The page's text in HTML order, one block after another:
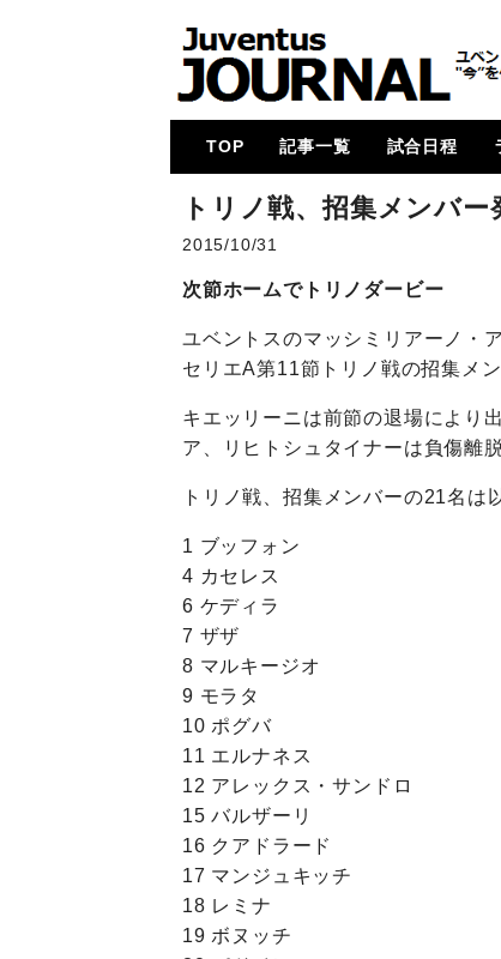
TOP 記事一覧
メイン
コラム
特集
メルカート
動画
試合レビュー
招集メンバー
UCL
U23・下部組織・
Women
カルチョ全般
試合日程
2017-18
2018-19
2019-20
2020-21
2021-22
2022-23
2023-24
2024-25
トリノ戦、招集メンバー
2015/10/31
次節ホームでトリノダービー
ユベントスのマッシミリアーノ・
セリエA第11節トリノ戦の招集メ
キエッリーニは前節の退場により
ア、リヒトシュタイナーは負傷離
トリノ戦、招集メンバーの21名は
1 ブッフォン
4 カセレス
6 ケディラ
7 ザザ
8 マルキージオ
9 モラタ
10 ポグバ
11 エルナネス
12 アレックス・サンドロ
15 バルザーリ
16 クアドラード
17 マンジュキッチ
18 レミナ
19 ボヌッチ